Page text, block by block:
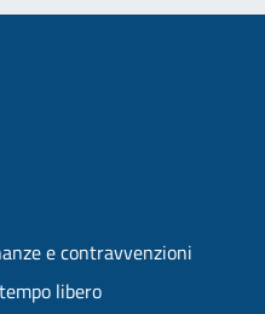
e contravvenzioni
libero